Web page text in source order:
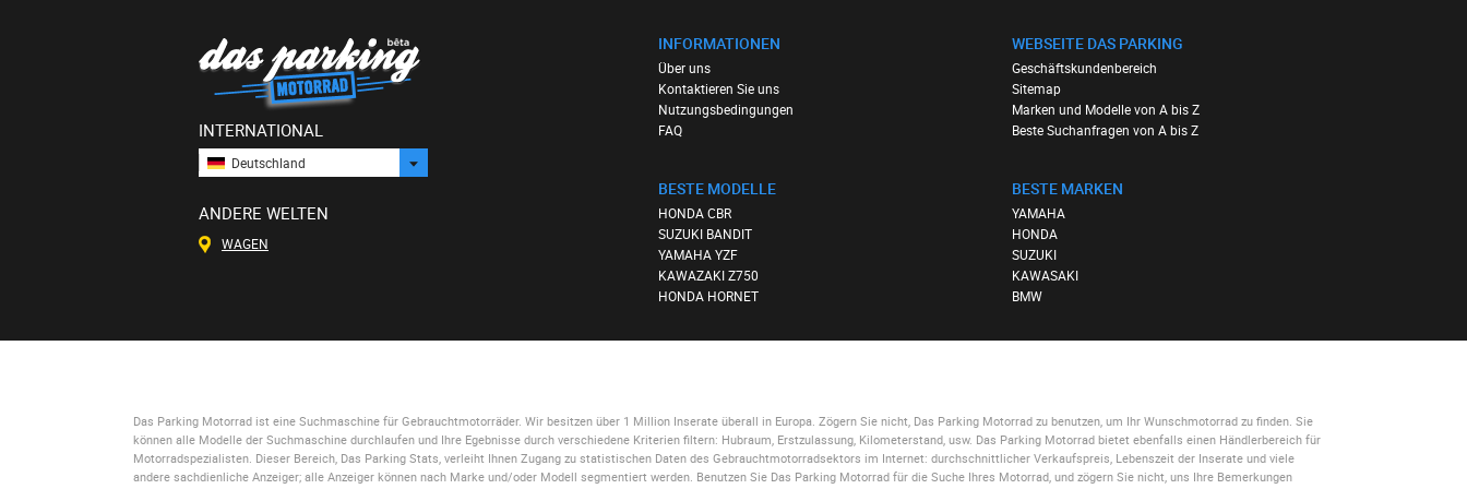
INTERNATIONAL
Deutschland
ANDERE WELTEN
WAGEN
INFORMATIONEN
Über uns
Kontaktieren Sie uns
Nutzungsbedingungen
FAQ
BESTE MODELLE
HONDA CBR
SUZUKI BANDIT
YAMAHA YZF
KAWAZAKI Z750
HONDA HORNET
WEBSEITE DAS PARKING
Geschäftskundenbereich
Sitemap
Marken und Modelle von A bis Z
Beste Suchanfragen von A bis Z
BESTE MARKEN
YAMAHA
HONDA
SUZUKI
KAWASAKI
BMW
Das Parking Motorrad ist eine Suchmaschine für Gebrauchtmotorräder. Wir besitzen über 1 Million Inserate überall in Europa. Zögern Sie nicht, Das Parking Motorrad zu benutzen, um Ihr Wunschmotorrad zu finden. Sie
können alle Modelle der Suchmaschine durchlaufen und Ihre Egebnisse durch verschiedene Kriterien filtern: Hubraum, Erstzulassung, Kilometerstand, usw. Das Parking Motorrad bietet ebenfalls einen Händlerbereich für
Motorradspezialisten. Dieser Bereich, Das Parking Stats, verleiht Ihnen Zugang zu statistischen Daten des Gebrauchtmotorradsektors im Internet: durchschnittlicher Verkaufspreis, Lebenszeit der Inserate und viele
andere sachdienliche Anzeiger; alle Anzeiger können nach Marke und/oder Modell segmentiert werden. Benutzen Sie Das Parking Motorrad für die Suche Ihres Motorrad, und zögern Sie nicht, uns Ihre Bemerkungen